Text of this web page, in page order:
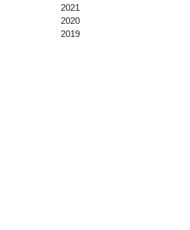
2021
2020
2019